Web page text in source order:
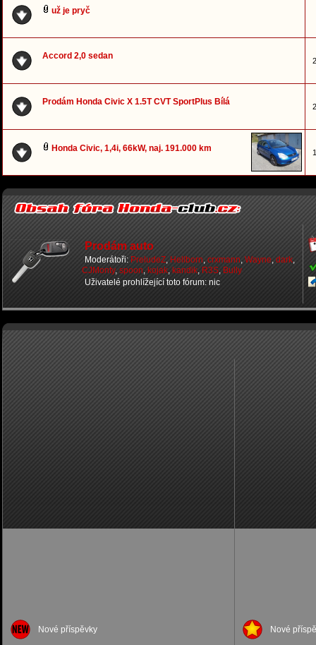
už je pryč
Accord 2,0 sedan
Prodám Honda Civic X 1.5T CVT SportPlus Bílá
Honda Civic, 1,4i, 66kW, naj. 191.000 km
Prodám auto
Moderátoři: PreludeZ, Hellborn, crxmann, Wayne, dark,
CJMonty, spoon, kojak, kandik, R3S, Bully
Uživatelé prohlížející toto fórum: nic
Nové příspěvky Nové